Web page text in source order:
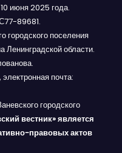
июня 2025 года.
89681.
городского поселения
Ленинградской области.
почта:
городского
вестник» является
правовых актов